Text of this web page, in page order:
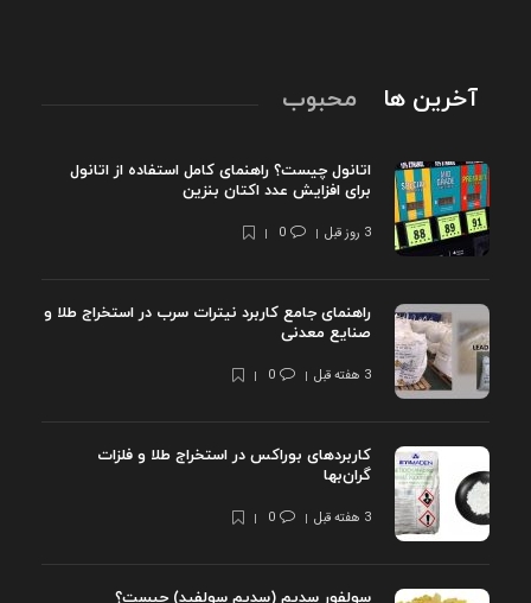
آخرین ها محبوب
اتانول چیست؟ راهنمای کامل استفاده از اتانول
برای افزایش عدد اکتان بنزین
3 روز قبل 0
راهنمای جامع کاربرد نیترات سرب در استخراج طلا و
صنایع معدنی
3 هفته قبل 0
کاربردهای بوراکس در استخراج طلا و فلزات
گران‌بها
3 هفته قبل 0
سولفور سدیم (سدیم سولفید) چیست؟